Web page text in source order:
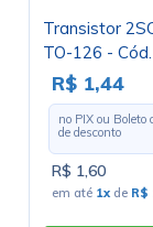
Transistor
TO-126 -
2577
R$ 1,44
no PIX ou Boleto
de desconto
R$ 1,60
em até 1x de R$